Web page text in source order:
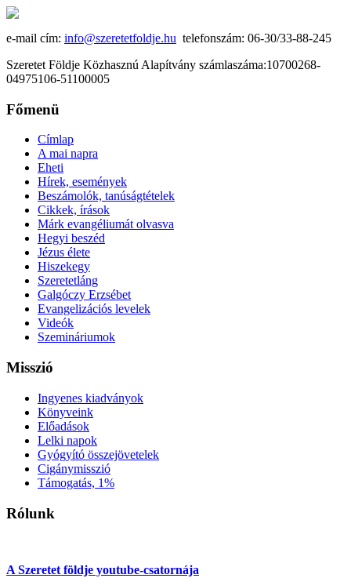
e-mail cím: info@szeretetfoldje.hu telefonszám: 06-30/33-88-245
Szeretet Földje Közhasznú Alapítvány számlaszáma:10700268-
04975106-51100005
Főmenü
Címlap
A mai napra
Eheti
Hírek, események
Beszámolók, tanúságtételek
Cikkek, írások
Márk evangéliumát olvasva
Hegyi beszéd
Jézus élete
Hiszekegy
Szeretetláng
Galgóczy Erzsébet
Evangelizációs levelek
Videók
Szemináriumok
Misszió
Ingyenes kiadványok
Könyveink
Előadások
Lelki napok
Gyógyító összejövetelek
Cigánymisszió
Támogatás, 1%
Rólunk
A Szeretet földje youtube-csatornája